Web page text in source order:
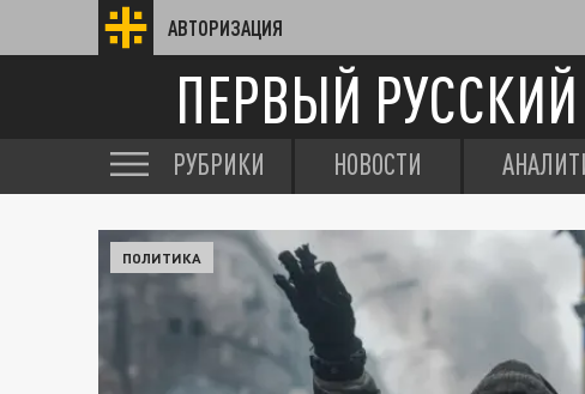
АВТОРИЗАЦИЯ
ПЕРВЫЙ РУССКИЙ
РУБРИКИ НОВОСТИ
ПОЛИТИКА